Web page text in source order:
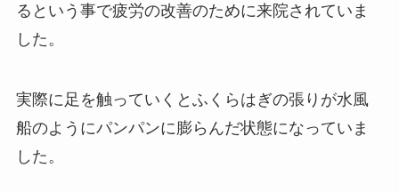
るという事で疲労の改善のために来院されていま
した。
実際に足を触っていくとふくらはぎの張りが水風
船のようにパンパンに膨らんだ状態になっていま
した。